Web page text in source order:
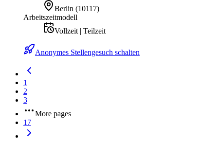
Berlin (10117)
Arbeitszeitmodell
Vollzeit | Teilzeit
Anonymes Stellengesuch schalten
1
2
3
More pages
17